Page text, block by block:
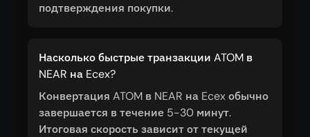
подтверждения покупки.
Насколько быстрые транзакции ATOM в
NEAR на Ecex?
Конвертация ATOM в NEAR на Ecex обычно
завершается в течение 5-30 минут.
Итоговая скорость зависит от текущей